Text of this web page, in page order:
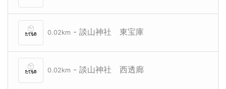
0.02km - 談山神社 東宝庫
0.02km - 談山神社 西透廊